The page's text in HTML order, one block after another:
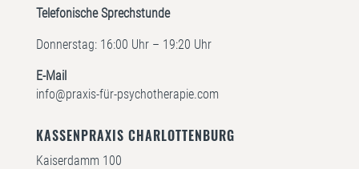
Telefonische Sprechstunde
Donnerstag: 16:00 Uhr – 19:20 Uhr
E-Mail
info@praxis-für-psychotherapie.com
KASSENPRAXIS CHARLOTTENBURG
Kaiserdamm 100